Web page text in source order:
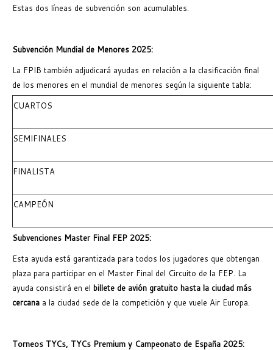
Estas dos líneas de subvención son acumulables.
Subvención Mundial de Menores 2025:
La FPIB también adjudicará ayudas en relación a la clasificación final
de los menores en el mundial de menores según la siguiente tabla:
CUARTOS
SEMIFINALES
FINALISTA
CAMPEÓN
Subvenciones Master Final FEP 2025:
Esta ayuda está garantizada para todos los jugadores que obtengan
plaza para participar en el Master Final del Circuito de la FEP. La
ayuda consistirá en el billete de avión gratuito hasta la ciudad más
cercana a la ciudad sede de la competición y que vuele Air Europa.
Torneos TYCs, TYCs Premium y Campeonato de España 2025: